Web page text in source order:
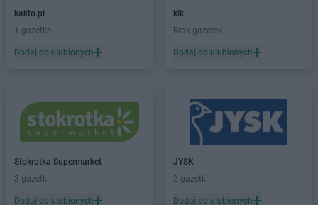
Dealz Jastrzębie-Zdrój
Dealz Jaworzno
Dealz Kędzierzyn-Koźle
Dealz Kępno
Dealz Kielce
Dealz Kiełczewo
Dealz Kłodzko
kakto.pl
1 gazetka
Dodaj do ulubionych
kik
Brak gazetek
Dodaj do ulubionych
Stokrotka Supermarket
3 gazetki
Dodaj do ulubionych
JYSK
2 gazetki
Dodaj do ulubionych